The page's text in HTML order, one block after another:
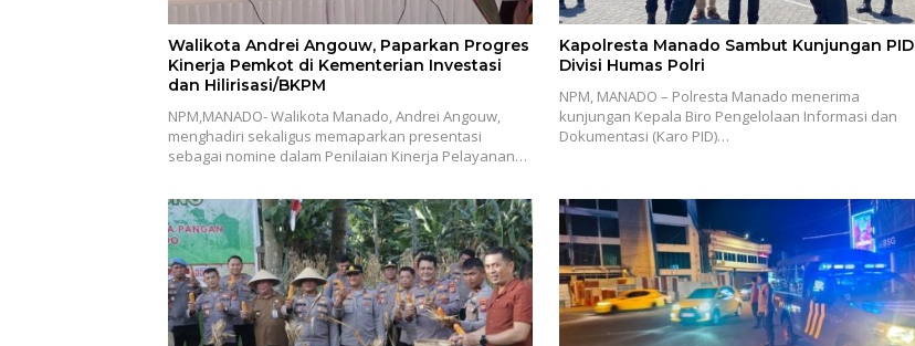
Walikota Andrei Angouw, Paparkan Progres
Kinerja Pemkot di Kementerian Investasi
dan Hilirisasi/BKPM
NPM,MANADO- Walikota Manado, Andrei Angouw,
menghadiri sekaligus memaparkan presentasi
sebagai nomine dalam Penilaian Kinerja Pelayanan…
Kapolresta Manado Sambut Kunjungan PID
Divisi Humas Polri
NPM, MANADO – Polresta Manado menerima
kunjungan Kepala Biro Pengelolaan Informasi dan
Dokumentasi (Karo PID)…